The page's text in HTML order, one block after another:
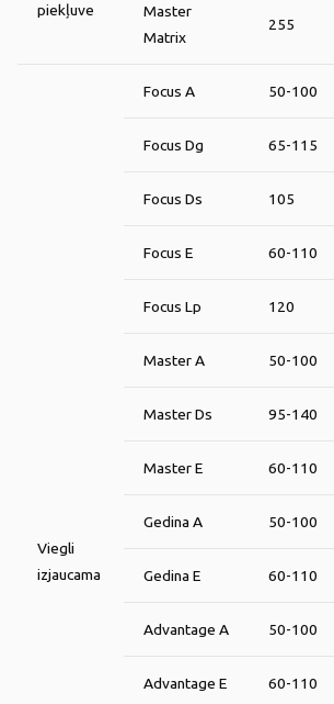
piekļuve
Master
Matrix
255
Viegli
izjaucama
Focus A 50-100
Focus Dg 65-115
Focus Ds 105
Focus E 60-110
Focus Lp 120
Master A 50-100
Master Ds 95-140
Master E 60-110
Gedina A 50-100
Gedina E 60-110
Advantage A 50-100
Advantage E 60-110